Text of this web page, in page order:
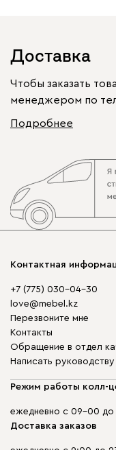
Доставка
Чтобы заказать
менеджером по
Подробнее
Контактная
+7 (775) 030-04-30
love@mebel.kz
Перезвоните мне
Контакты
Обращение в отдел
Написать руководству
Режим работы колл-
ежедневно с 09-00
Доставка заказов